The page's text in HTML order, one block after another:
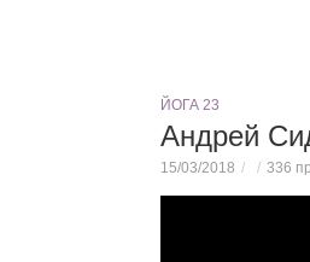
ЙОГА 23
Андрей
15/03/2018 336